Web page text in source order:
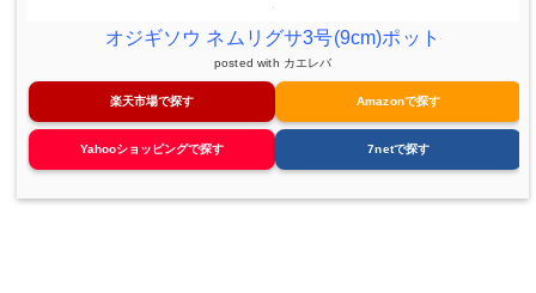
オジギソウ ネムリグサ3号(9cm)ポット
posted with カエレバ
楽天市場で探す Amazonで探す
Yahooショッピングで探す 7netで探す